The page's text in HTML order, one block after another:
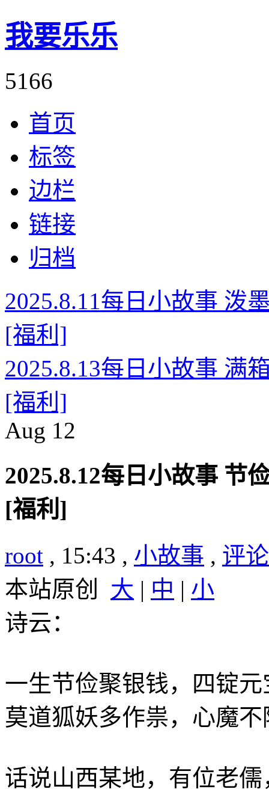
我要乐乐
5166
首页
标签
边栏
链接
归档
2025.8.11每日小故事 泼
[福利]
2025.8.13每日小故事 满
[福利]
Aug 12
2025.8.12每日小故事 节
[福利]
root , 15:43 , 小故事 , 评
本站原创
大 | 中 | 小
诗云：
一生节俭聚银钱，四锭
莫道狐妖多作祟，心魔
话说山西某地，有位老